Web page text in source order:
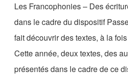
Les Francophonies – Des
dans le cadre du dispositif
fait découvrir des textes, à la
Cette année, deux textes, des
présentés dans le cadre de ce